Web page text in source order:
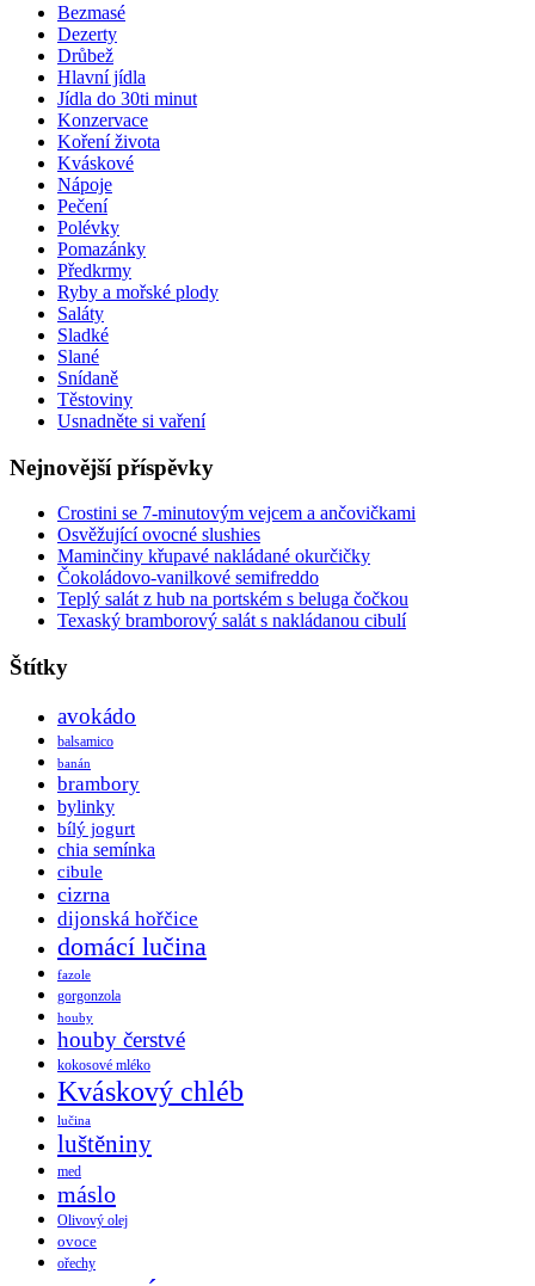
Bezmasé
Dezerty
Drůbež
Hlavní jídla
Jídla do 30ti minut
Konzervace
Koření života
Kváskové
Nápoje
Pečení
Polévky
Pomazánky
Předkrmy
Ryby a mořské plody
Saláty
Sladké
Slané
Snídaně
Těstoviny
Usnadněte si vaření
Nejnovější příspěvky
Crostini se 7-minutovým vejcem a ančovičkami
Osvěžující ovocné slushies
Maminčiny křupavé nakládané okurčičky
Čokoládovo-vanilkové semifreddo
Teplý salát z hub na portském s beluga čočkou
Texaský bramborový salát s nakládanou cibulí
Štítky
avokádo
balsamico
banán
brambory
bylinky
bílý jogurt
chia semínka
cibule
cizrna
dijonská hořčice
domácí lučina
fazole
gorgonzola
houby
houby čerstvé
kokosové mléko
Kváskový chléb
lučina
luštěniny
med
máslo
Olivový olej
ovoce
ořechy